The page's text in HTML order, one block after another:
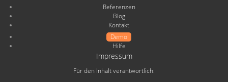
Referenzen
Blog
Kontakt
Demo
Hilfe
Impressum
Für den Inhalt verantwortlich: